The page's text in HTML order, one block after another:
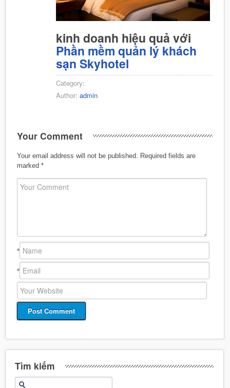
kinh doanh hiệu quả với
Phần mềm quản lý khách
sạn Skyhotel
Category:
Author: admin
Your Comment
Your email address will not be published.
Required fields are
marked *
*
*
Tìm kiếm